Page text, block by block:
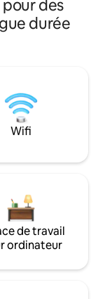
des
durée
Wifi
de travail
ordinateur